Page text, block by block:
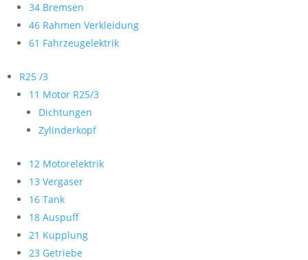
34 Bremsen
46 Rahmen Verkleidung
61 Fahrzeugelektrik
R25 /3
11 Motor R25/3
Dichtungen
Zylinderkopf
12 Motorelektrik
13 Vergaser
16 Tank
18 Auspuff
21 Kupplung
23 Getriebe